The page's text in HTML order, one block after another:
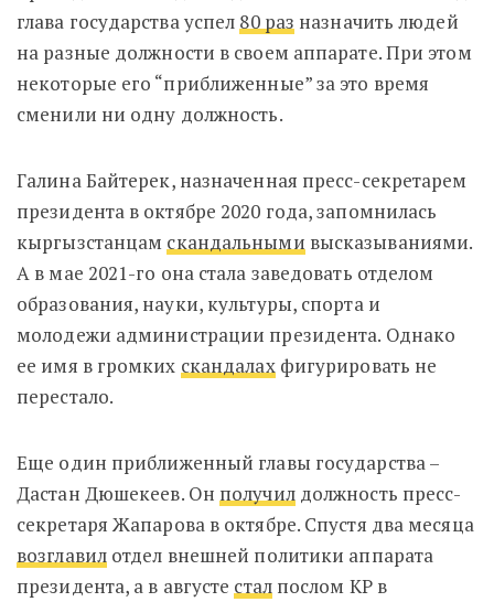
глава государства успел 80 раз назначить людей
на разные должности в своем аппарате. При этом
некоторые его “приближенные” за это время
сменили ни одну должность.
Галина Байтерек, назначенная пресс-секретарем
президента в октябре 2020 года, запомнилась
кыргызстанцам скандальными высказываниями.
А в мае 2021-го она стала заведовать отделом
образования, науки, культуры, спорта и
молодежи администрации президента. Однако
ее имя в громких скандалахфигурировать не
перестало.
Еще один приближенный главы государства –
Дастан Дюшекеев. Он получилдолжность пресс-
секретаря Жапарова в октябре. Спустя два месяца
возглавилотдел внешней политики аппарата
президента, а в августе сталпослом КР в